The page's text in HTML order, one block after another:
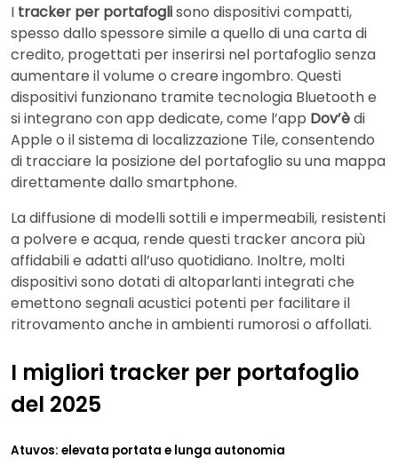
I tracker per portafoglisono dispositivi compatti,
spesso dallo spessore simile a quello di una carta di
credito, progettati per inserirsi nel portafoglio senza
aumentare il volume o creare ingombro. Questi
dispositivi funzionano tramite tecnologia Bluetooth e
si integrano con app dedicate, come l’app Dov’èdi
Apple o il sistema di localizzazione Tile, consentendo
di tracciare la posizione del portafoglio su una mappa
direttamente dallo smartphone.
La diffusione di modelli sottili e impermeabili, resistenti
a polvere e acqua, rende questi tracker ancora più
affidabili e adatti all’uso quotidiano. Inoltre, molti
dispositivi sono dotati di altoparlanti integrati che
emettono segnali acustici potenti per facilitare il
ritrovamento anche in ambienti rumorosi o affollati.
I migliori tracker per portafoglio
del 2025
Atuvos: elevata portata e lunga autonomia